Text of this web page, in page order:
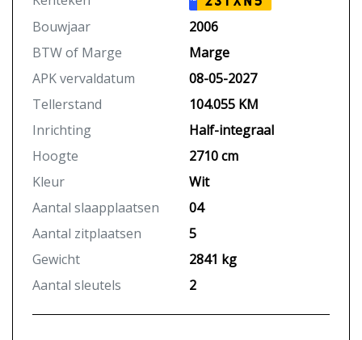
Bouwjaar
2006
BTW of Marge
Marge
APK vervaldatum
08-05-2027
Tellerstand
104.055 KM
Inrichting
Half-integraal
Hoogte
2710 cm
Kleur
Wit
Aantal slaapplaatsen
04
Aantal zitplaatsen
5
Gewicht
2841 kg
Aantal sleutels
2